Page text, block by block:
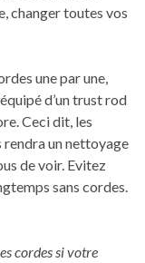
changer toutes vos
une par une,
d’un trust rod
Ceci dit, les
rendra un nettoyage
de voir. Evitez
sans cordes.
cordes si votre